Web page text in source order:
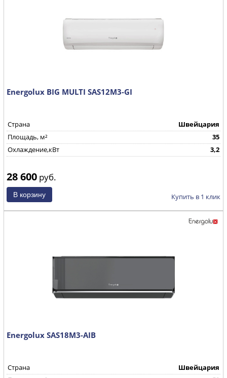
Energolux BIG MULTI SAS12M3-GI
Страна
Швейцария
Площадь, м²
35
Охлаждение,кВт
3,2
28 600 руб.
Купить в 1 клик
Energolux SAS18M3-AIB
Страна
Швейцария